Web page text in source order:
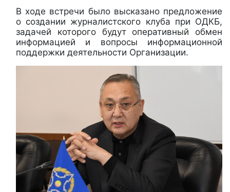
В ходе встречи было высказано предложение
о создании журналистского клуба при ОДКБ,
задачей которого будут оперативный обмен
информацией и вопросы информационной
поддержки деятельности Организации.